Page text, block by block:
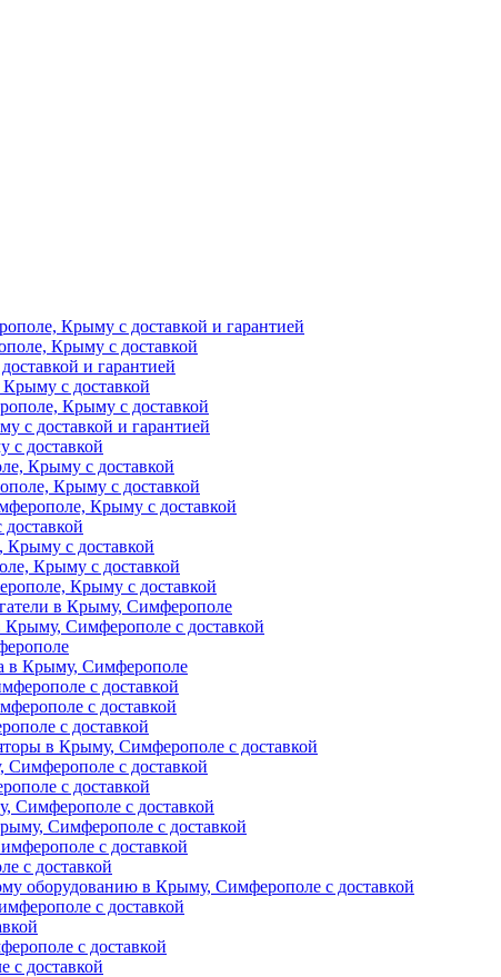
Крыму с доставкой и гарантией
Крыму с доставкой
и гарантией
с доставкой
Крыму с доставкой
с доставкой и гарантией
с доставкой
Крыму с доставкой
Крыму с доставкой
Крыму с доставкой
с доставкой
Крыму с доставкой
Крыму с доставкой
в Крыму, Симферополе
Симферополе с доставкой
в Крыму, Симферополе
с доставкой
с доставкой
с доставкой
в Крыму, Симферополе с доставкой
с доставкой
с доставкой
Симферополе с доставкой
Симферополе с доставкой
с доставкой
с доставкой
оборудованию в Крыму, Симферополе с доставкой
с доставкой
с доставкой
с доставкой